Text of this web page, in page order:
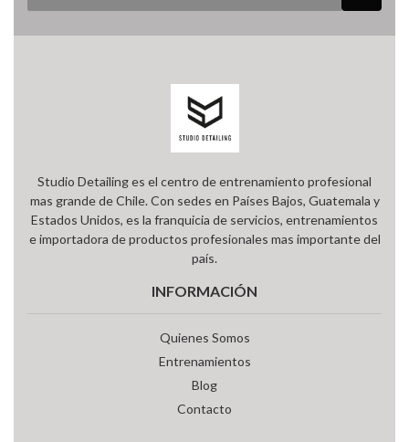
Studio Detailing es el centro de entrenamiento profesional
mas grande de Chile. Con sedes en Países Bajos, Guatemala y
Estados Unidos, es la franquicia de servicios, entrenamientos
e importadora de productos profesionales mas importante del
país.
INFORMACIÓN
Quienes Somos
Entrenamientos
Blog
Contacto